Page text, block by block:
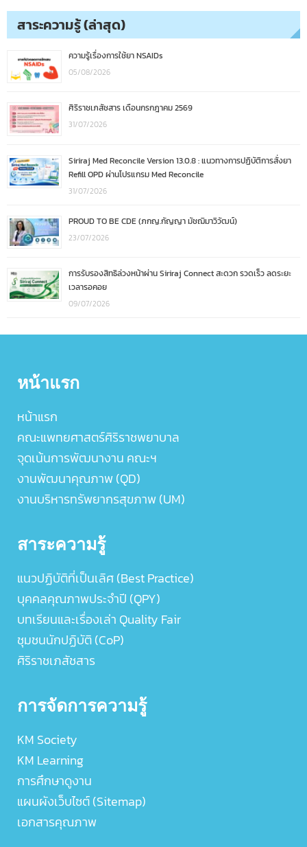
สาระความรู้ (ล่าสุด)
ความรู้เรื่องการใช้ยา NSAIDs
05/08/2026
ศิริราชเภสัชสาร เดือนกรกฎาคม 2569
31/07/2026
Siriraj Med Reconcile Version 13.0.8 : แนวทางการปฏิบัติการสั่งยา
Refill OPD ผ่านโปรแกรม Med Reconcile
31/07/2026
PROUD TO BE CDE (ภกญ.กัญญา มัชฌิมาวิวัฒน์)
23/07/2026
การรับรองสิทธิล่วงหน้าผ่าน Siriraj Connect สะดวก รวดเร็ว ลดระยะ
เวลารอคอย
09/07/2026
หน้าแรก
หน้าแรก
คณะแพทยศาสตร์ศิริราชพยาบาล
จุดเน้นการพัฒนางาน คณะฯ
งานพัฒนาคุณภาพ (QD)
งานบริหารทรัพยากรสุขภาพ (UM)
สาระความรู้
แนวปฏิบัติที่เป็นเลิศ (Best Practice)
บุคคลคุณภาพประจำปี (QPY)
บทเรียนและเรื่องเล่า Quality Fair
ชุมชนนักปฏิบัติ (CoP)
ศิริราชเภสัชสาร
การจัดการความรู้
KM Society
KM Learning
การศึกษาดูงาน
แผนผังเว็บไซต์ (Sitemap)
เอกสารคุณภาพ